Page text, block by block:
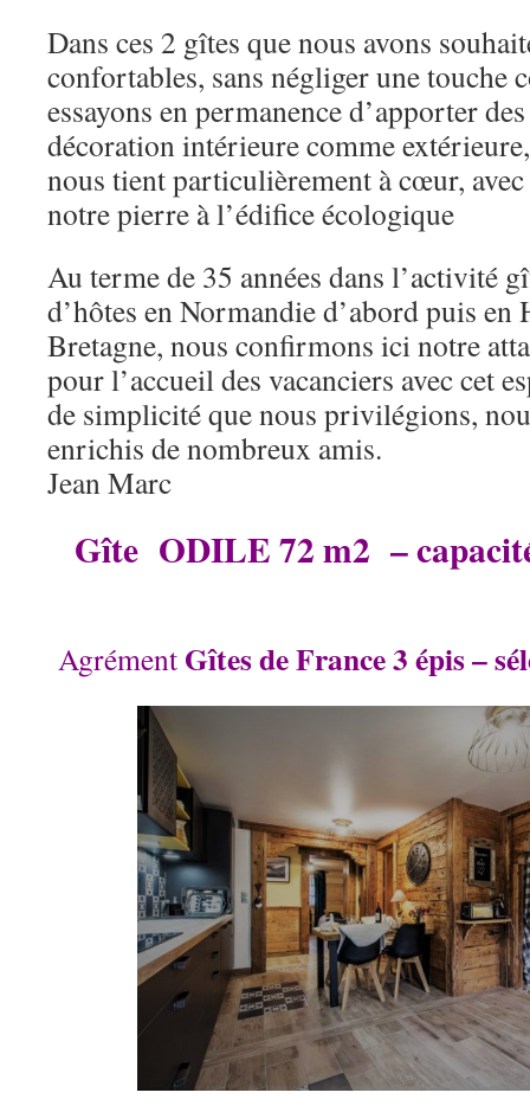
Dans ces 2 gîtes que nous avons
confortables, sans négliger une touche
essayons en permanence d’apporter
décoration intérieure comme
nous tient particulièrement à cœur,
notre pierre à l’édifice écologique
Au terme de 35 années dans l’activité
d’hôtes en Normandie d’abord puis en
Bretagne, nous confirmons ici notre
pour l’accueil des vacanciers avec cet
de simplicité que nous privilégions,
enrichis de nombreux
Jean Marc
Gîte ODILE72 m2 –
Agrément Gîtes de France 3 épis –